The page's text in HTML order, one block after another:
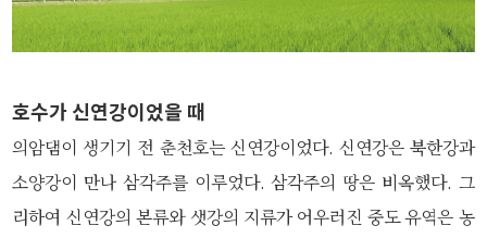
호수가 신연강이었을 때
의암댐이 생기기 전 춘천호는 신연강이었다. 신연강은 북한강과
소양강이 만나 삼각주를 이루었다. 삼각주의 땅은 비옥했다. 그
리하여 신연강의 본류와 샛강의 지류가 어우러진 중도 유역은 농